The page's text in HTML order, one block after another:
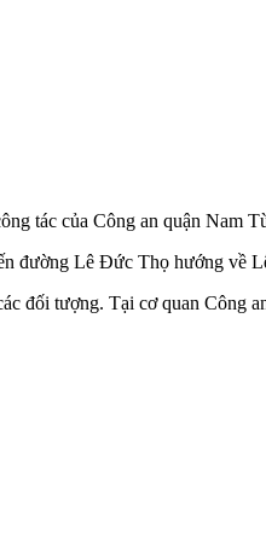
tác của Công an quận Nam
đường Lê Đức Thọ hướng về
đối tượng. Tại cơ quan Công